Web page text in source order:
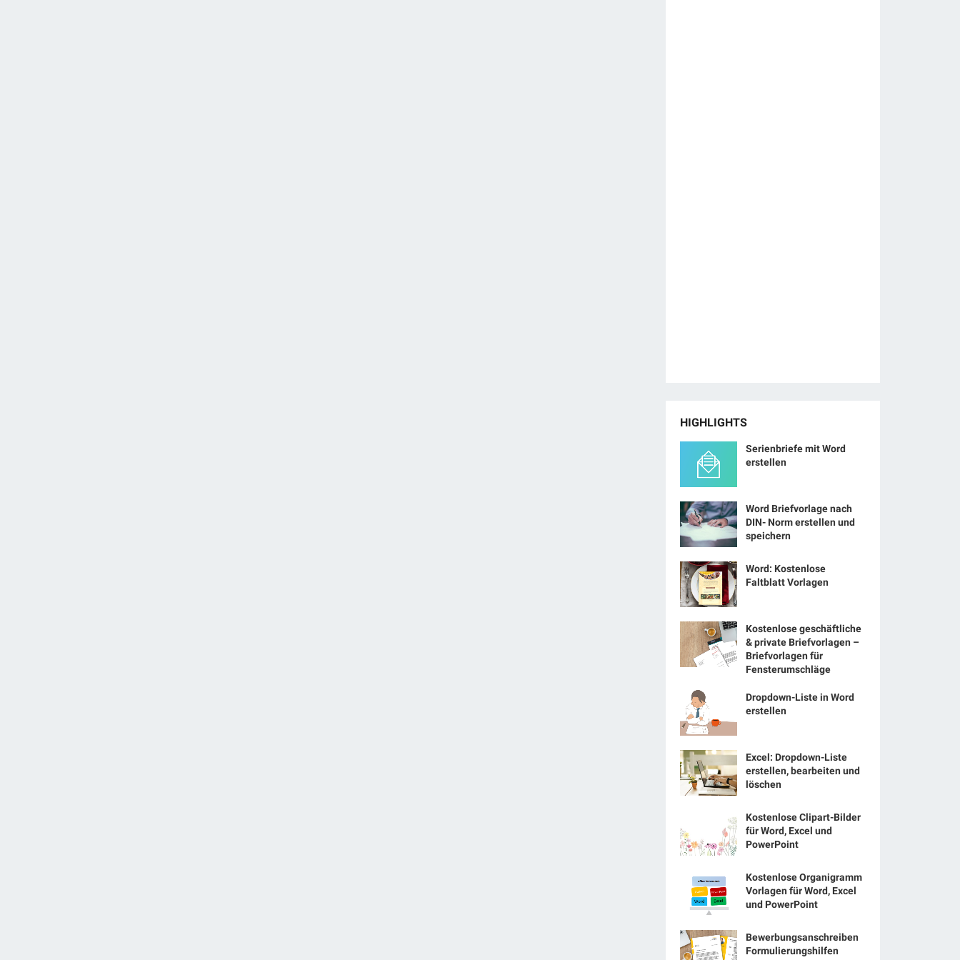
HIGHLIGHTS
Serienbriefe mit Word
erstellen
Word Briefvorlage nach
DIN- Norm erstellen und
speichern
Word: Kostenlose
Faltblatt Vorlagen
Kostenlose geschäftliche
& private Briefvorlagen –
Briefvorlagen für
Fensterumschläge
Dropdown-Liste in Word
erstellen
Excel: Dropdown-Liste
erstellen, bearbeiten und
löschen
Kostenlose Clipart-Bilder
für Word, Excel und
PowerPoint
Kostenlose Organigramm
Vorlagen für Word, Excel
und PowerPoint
Bewerbungsanschreiben
Formulierungshilfen